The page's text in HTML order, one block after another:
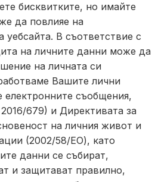
бисквитките, но имайте
да повлияе на
уебсайта. В съответствие с
на личните данни може да
на личната си
Вашите лични
електронните съобщения,
679) и Директивата за
на личния живот и
(2002/58/ЕО), като
данни се събират,
и защитават правилно,